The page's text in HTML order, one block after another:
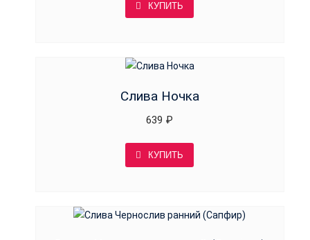
КУПИТЬ
Слива Ночка
639 ₽
КУПИТЬ